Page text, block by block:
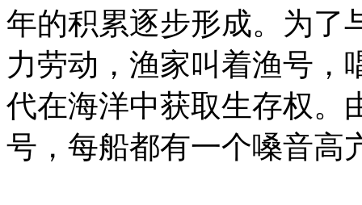
年的积累逐步形成。为了
力劳动，渔家叫着渔号，
代在海洋中获取生存权。
号，每船都有一个嗓音高